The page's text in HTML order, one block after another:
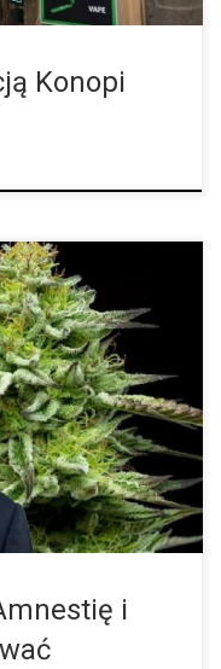
Konopi
posiadanie konopi
takie przestępstwo na
wyroków skazujących
Na miesiąc przed […]
i